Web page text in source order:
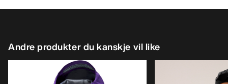
Andre produkter du kanskje vil like